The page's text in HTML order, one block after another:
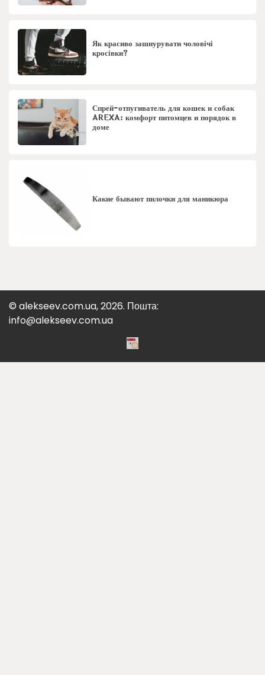
Як красиво зашнурувати чоловічі
кросівки?
Спрей-отпугиватель для кошек и собак
AREXA: комфорт питомцев и порядок в
доме
Какие бывают пилочки для маникюра
© alekseev.com.ua, 2026. Пошта:
info@alekseev.com.ua